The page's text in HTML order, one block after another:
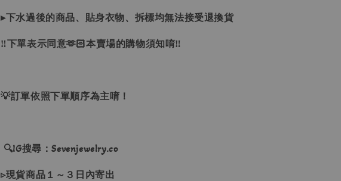
▸下水過後的商品、貼身衣物、拆標均無法接受退換貨
‼下單表示同意🫶🏻本賣場的購物須知唷‼
💡訂單依照下單順序為主唷！
🔍IG搜尋：Sevenjewelry.co
▹現貨商品１～３日內寄出